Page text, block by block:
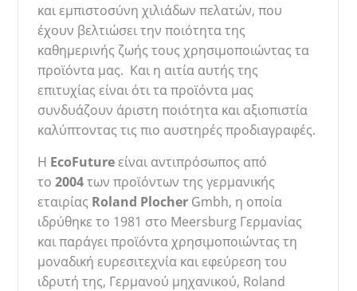
και εμπιστοσύνη χιλιάδων πελατών, που
έχουν βελτιώσει την ποιότητα της
καθημερινής ζωής τους χρησιμοποιώντας τα
προϊόντα μας. Και η αιτία αυτής της
επιτυχίας είναι ότι τα προϊόντα μας
συνδυάζουν άριστη ποιότητα και αξιοπιστία
καλύπτοντας τις πιο αυστηρές προδιαγραφές.
H EcoFutureείναι αντιπρόσωπος από
το 2004των προϊόντων της γερμανικής
εταιρίας Roland Plocher Gmbh, η οποία
ιδρύθηκε το 1981 στο Meersburg Γερμανίας
και παράγει προϊόντα χρησιμοποιώντας τη
μοναδική ευρεσιτεχνία και εφεύρεση του
ιδρυτή της, Γερμανού μηχανικού, Roland